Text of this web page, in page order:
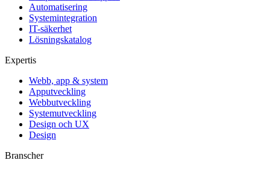
Automatisering
Systemintegration
IT-säkerhet
Lösningskatalog
Expertis
Webb, app & system
Apputveckling
Webbutveckling
Systemutveckling
Design och UX
Design
Branscher